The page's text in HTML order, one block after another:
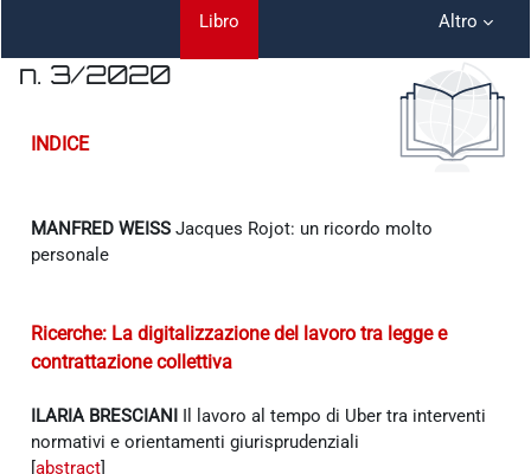
Libro Altro
n. 3/2020
INDICE
MANFRED WEISS Jacques Rojot: un ricordo molto
personale
Ricerche: La digitalizzazione del lavoro tra legge e
contrattazione collettiva
ILARIA BRESCIANI Il lavoro al tempo di Uber tra interventi
normativi e orientamenti giurisprudenziali
[abstract]